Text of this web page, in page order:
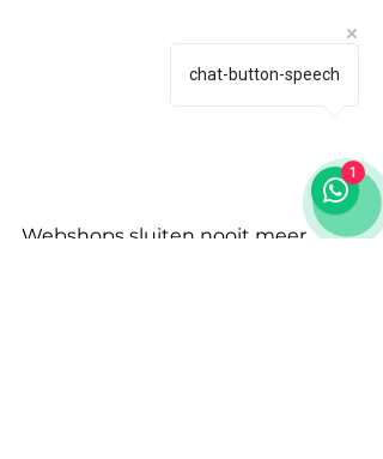
Webshops sluiten nooit meer.
chat-button-speech
1